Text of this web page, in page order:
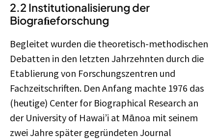
2.2 Institutionalisierung der
Biograﬁeforschung
Begleitet wurden die theoretisch-methodischen
Debatten in den letzten Jahrzehnten durch die
Etablierung von Forschungszentren und
Fachzeitschriften. Den Anfang machte 1976 das
(heutige) Center for Biographical Research an
der University of Hawai’i at Mānoa mit seinem
zwei Jahre später gegründeten Journal